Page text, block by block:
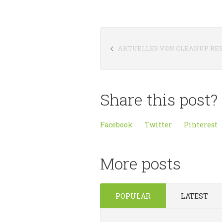
AKTUELLES VON CLEANUP
Share this post?
Facebook Twitter Pinterest
More posts
POPULAR LATEST